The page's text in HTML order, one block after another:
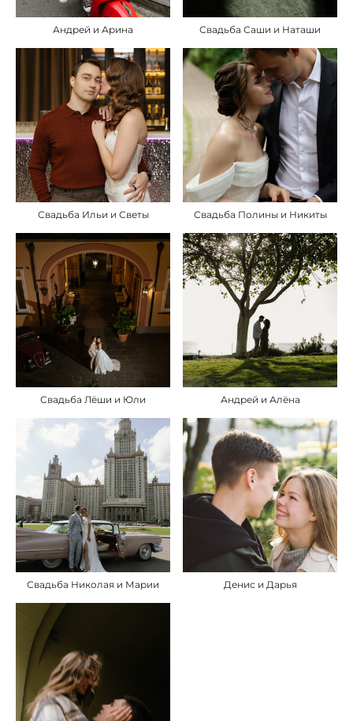
Андрей и Арина Свадьба Саши и Наташи
Свадьба Ильи и Светы Свадьба Полины и Никиты
Свадьба Лёши и Юли Андрей и Алёна
Свадьба Николая и Марии Денис и Дарья